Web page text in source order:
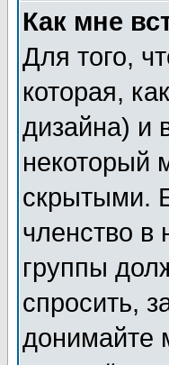
Как мне
Для того,
которая,
дизайна) и
некоторый
скрытыми.
членство в
группы
спросить,
донимайте